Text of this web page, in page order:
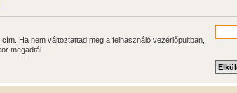
Ha nem változtattad meg a felhasználó vezérlőpultban,
megadtál.